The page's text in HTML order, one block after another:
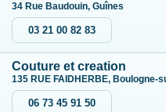
34 Rue Baudouin, Guînes
03 21 00 82 83
Couture et creation
135 RUE FAIDHERBE, Boulogne-
06 73 45 91 50